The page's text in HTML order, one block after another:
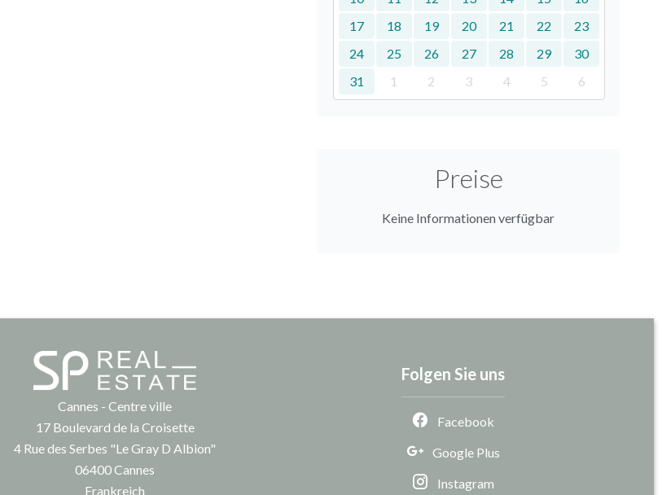
17
18 19 20 21 22
23
24
25 26 27 28 29
30
31
1 2 3 4 5 6
Preise
Keine Informationen verfügbar
Cannes - Centre ville
17 Boulevard de la Croisette
4 Rue des Serbes "Le Gray D Albion"
06400Cannes
Frankreich
Folgen Sie uns
Facebook
Google Plus
Instagram